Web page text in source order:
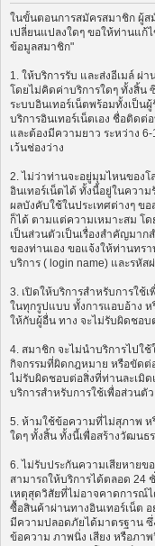
ในขั้นตอนการสมัครสมาชิก ผู้ส
เปลี่ยนแปลงใดๆ ขอให้ท่านแก้
ข้อมูลสมาชิก"
1. ให้บริการรับ และส่งอีเมล์ ผ่
โดยไม่คิดค่าบริการใดๆ ทั้งสิ้น
ระบบอินเทอร์เน็ตพร้อมทั้งเป็น
บริการอินเทอร์เน็ตเอง ชื่อติดต่
และต้องมีความยาว ระหว่าง
เว้นช่องว่าง
2. ไม่ว่าท่านจะอยู่มุมไหนของโ
อินเทอร์เน็ตได้ ทั้งนี้อยู่ในควา
ผลบังคับใช้ในประเทศต่างๆ ข
ก็ได้ ตามแต่ความเหมาะสม โ
เป็นส่วนตัวเป็นเรื่องสำคัญมา
ของท่านเอง ขอแจ้งให้ท่านทร
บริการ ( login name) และรหั
3. เปิดให้บริการสำหรับการใช้
ในทุกรูปแบบ ทั้งการแอบอ้าง
ให้กับผู้อื่น ทาง จะไม่รับผิดชอ
4. สมาชิก จะไม่นำบริการไปใ
กิจกรรมที่ผิดกฎหมาย หรือขัดต่
ไม่รับผิดชอบต่อสิ่งที่ท่านละเมิ
บริการสำหรับการใช้เพื่อส่วนตั
5. ห้ามใช้ข้อความที่ไม่สุภาพ ห
ใดๆ ทั้งสิ้น ทั้งนี้เพื่อสร้างวัฒนธ
6. ไม่รับประกันความเสียหายข
สามารถให้บริการได้ตลอด 24
เหตุสุดวิสัยที่ไม่อาจคาดการณ์ไ
ซื้อสินค้าผ่านทางอินเทอร์เน็ต
มีความปลอดภัยได้มาตรฐาน ซึ่
ข้อความ ภาพนิ่ง เสียง หรือภา